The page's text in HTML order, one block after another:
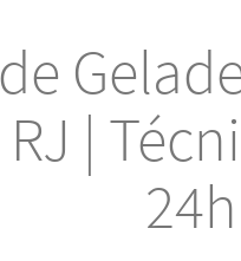
|
24h